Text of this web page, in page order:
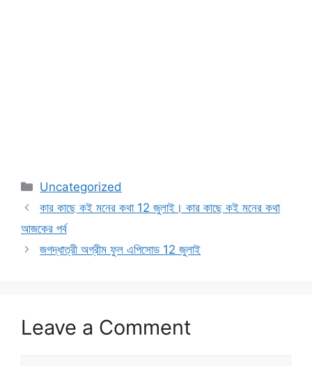
Categories
Uncategorized
কার কাছে কই মনের কথা 12 জুলাই। কার কাছে কই মনের কথা
আজকের পর্ব
জগদ্ধাত্রী অগ্রীম ফুল এপিসোড 12 জুলাই
Leave a Comment